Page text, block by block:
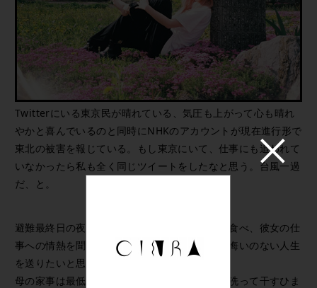
Twitterにいる東京民が晴れている、気圧も上がって心も晴れ
やかと喜んでいるのと同時にNHKのアカウントが現在進行形で
東北の被害を報じている。もし東京にいて、仕事にも追われて
いなかったら私も全く同じツイートをしたなと思う。台風一過
だ、と。
避難最終日の夜、母の買ってきてくれた寿司を食べ、彼女の仕
事への情熱を聞きながら泣いてしまった。私も悔いのない人生
を送りたいと思った。
母の家事は最低限だ。台所のふきんをこまめに洗って干すひま